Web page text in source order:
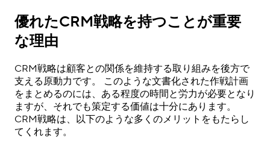
優れたCRM戦略を持つことが重要
な理由
CRM戦略は顧客との関係を維持する取り組みを後方で
支える原動力です。 このような文書化された作戦計画
をまとめるのには、ある程度の時間と労力が必要となり
ますが、それでも策定する価値は十分にあります。
CRM戦略は、以下のような多くのメリットをもたらし
てくれます。